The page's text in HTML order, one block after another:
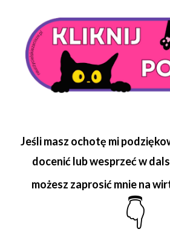
Jeśli masz ochotę mi
docenić lub wesprzeć w
możesz zaprosić mnie na
👇